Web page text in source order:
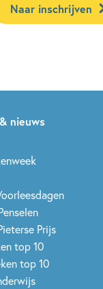
Naar inschrijven
nieuws
Prijs
top 10
top 10